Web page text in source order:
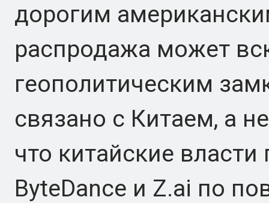
дорогим
распродажа может
геополитическим
связано с Китаем, а
что китайские
ByteDance и Z.ai по